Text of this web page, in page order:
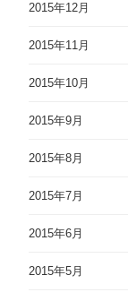
2015年12月
2015年11月
2015年10月
2015年9月
2015年8月
2015年7月
2015年6月
2015年5月